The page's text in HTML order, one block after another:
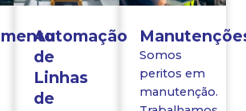
Automação
de
Linhas
de
Somos
peritos em
manutenção.